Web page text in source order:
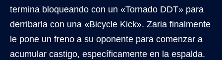
termina bloqueando con un «Tornado DDT» para
derribarla con una «Bicycle Kick». Zaria finalmente
le pone un freno a su oponente para comenzar a
acumular castigo, específicamente en la espalda.